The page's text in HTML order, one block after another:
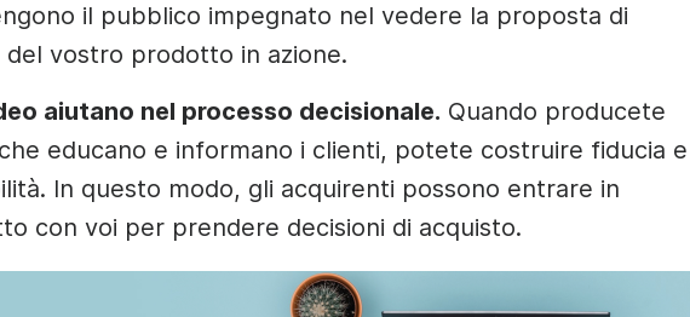
il pubblico impegnato nel vedere la proposta di
del vostro prodotto in azione.
aiutano nel processo decisionale. Quando producete
educano e informano i clienti, potete costruire fiducia e
In questo modo, gli acquirenti possono entrare in
con voi per prendere decisioni di acquisto.